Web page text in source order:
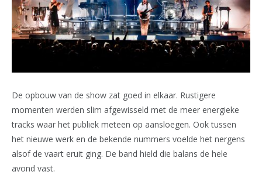
De opbouw van de show zat goed in elkaar. Rustigere
momenten werden slim afgewisseld met de meer energieke
tracks waar het publiek meteen op aansloegen. Ook tussen
het nieuwe werk en de bekende nummers voelde het nergens
alsof de vaart eruit ging. De band hield die balans de hele
avond vast.